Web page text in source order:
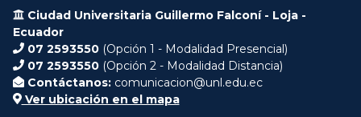
Ciudad Universitaria Guillermo Falconí - Loja -
Ecuador
07 2593550 (Opción 1 - Modalidad Presencial)
07 2593550 (Opción 2 - Modalidad Distancia)
Contáctanos: comunicacion@unl.edu.ec
Ver ubicación en el mapa